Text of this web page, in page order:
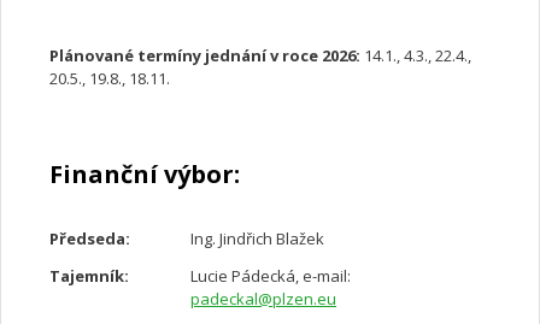
Plánované termíny jednání v roce 2026: 14.1., 4.3., 22.4.,
20.5., 19.8., 18.11.
Finanční výbor:
Předseda:
Ing. Jindřich Blažek
Tajemník:
Lucie Pádecká, e-mail:
padeckal@plzen.eu